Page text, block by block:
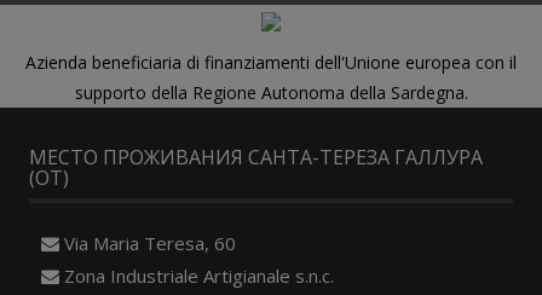
Azienda beneficiaria di finanziamenti dell'Unione europea con il
supporto della Regione Autonoma della Sardegna.
МЕСТО ПРОЖИВАНИЯ САНТА-ТЕРЕЗА ГАЛЛУРА
(OT)
Via Maria Teresa, 60
Zona Industriale Artigianale s.n.c.